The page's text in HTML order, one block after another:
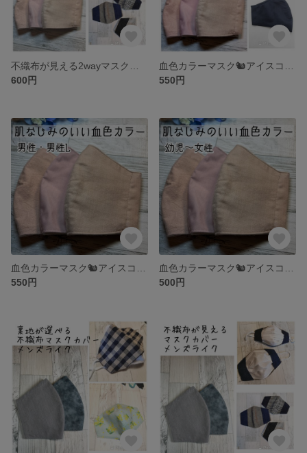
600円
550円
550円
500円